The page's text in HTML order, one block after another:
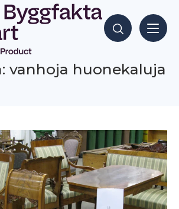
Hae sisältöjä
vanhoja huonekaluja